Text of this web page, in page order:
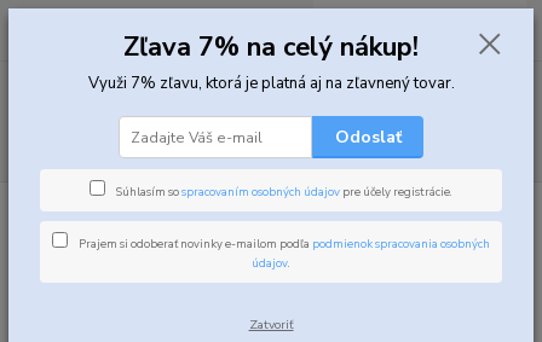
0,00 EUR
Úvod Proteíny Rastlinné, vegetariánske proteíny
Applied Critical
Plant Protein 1800g čokoláda
Applied Critical Plant Protein
1800g čokoláda
Zľava 7% na celý nákup!
Využi 7% zľavu, ktorá je platná aj na zľavnený tovar.
Odoslať
Súhlasím sospracovaním osobných údajov pre účely registrácie.
Prajem si odoberať novinky e-mailom podľa podmienok spracovania osobných
údajov.
Zatvoriť